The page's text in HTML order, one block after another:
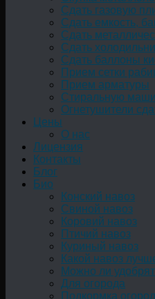
Сдать газовую
Сдать емкость,
Cдать
Сдать
Сдать баллоны
Прием сетки
Прием арматуры
Стиральную
Огнетушители
Цены
О нас
Лицензия
Контакты
Блог
Био
Конский навоз
Свиной навоз
Коровий навоз
Птичий навоз
Куриный навоз
Какой навоз
Можно ли
Для огорода
Подкормка